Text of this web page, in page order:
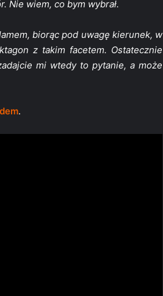
Nie wiem, co bym wybrał.
biorąc pod uwagę kierunek, w
z takim facetem. Ostatecznie
mi wtedy to pytanie, a może
.